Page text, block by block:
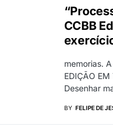
CCBB
memorias.
EDIÇÃO
Desenhar
BY FELIPE DE